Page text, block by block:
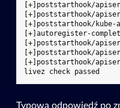
[+]poststarthook/
[+]poststarthook/
[+]poststarthook/
[+]autoregister-
[+]poststarthook/
[+]poststarthook/
[+]poststarthook/
Typowa odpowiedź po